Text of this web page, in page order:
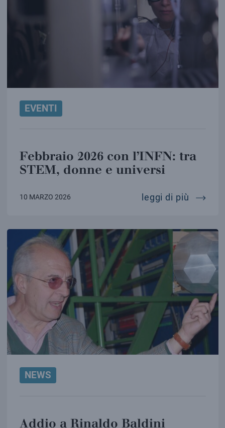
EVENTI
Febbraio 2026 con l’INFN: tra
STEM, donne e universi
10 MARZO 2026 leggi di più
NEWS
Addio a Rinaldo Baldini